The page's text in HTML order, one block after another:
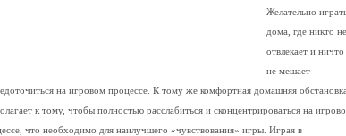
Желательно
дома, где никто не
отвлекает и ничто
не мешает
на игровом процессе. К тому же комфортная домашняя обстановка
к тому, чтобы полностью расслабиться и сконцентрироваться на
что необходимо для наилучшего «чувствования» игры. Играя в